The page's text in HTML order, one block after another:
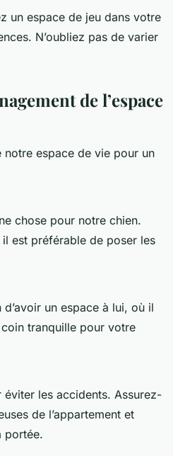
un espace de jeu dans votre
N’oubliez pas de varier
de l’espace
notre espace de vie pour un
chose pour notre chien.
est préférable de poser les
un espace à lui, où il
tranquille pour votre
éviter les accidents. Assurez-
de l’appartement et
portée.